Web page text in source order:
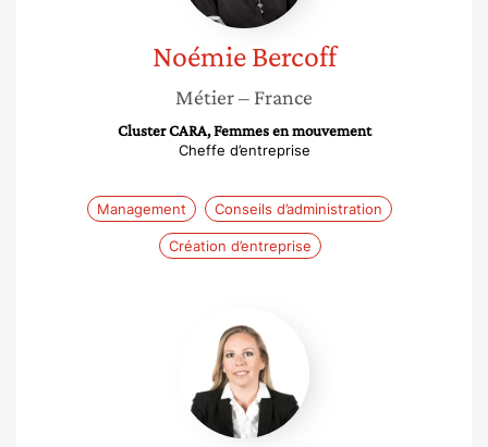
Noémie Bercoff
Métier– France
Cluster CARA, Femmes en mouvement
Cheffe d’entreprise
Management Conseils d’administration
Création d’entreprise
Halifi